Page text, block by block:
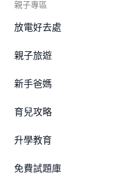
親子專區
放電好去處
親子旅遊
新手爸媽
育兒攻略
升學教育
免費試題庫